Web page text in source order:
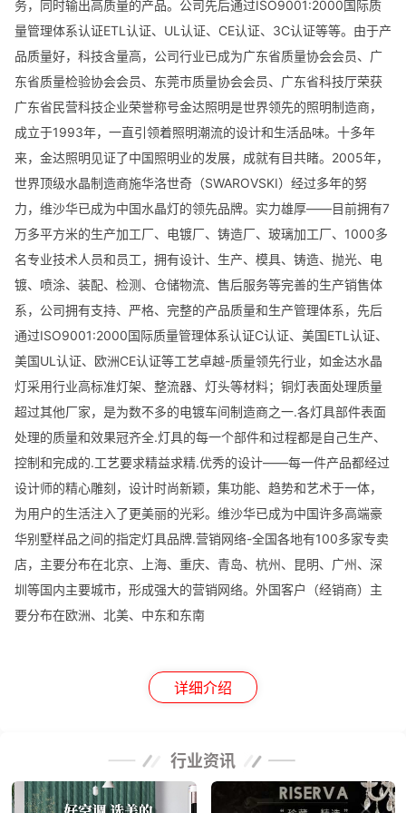
落地护眼灯 第6名 未上榜 未上榜
实木落地灯 第5名 未上榜 未上榜
欧式壁灯 第3名 未上榜 未上榜
灯饰照明 第4名 未上榜 未上榜
务，同时输出高质量的产品。公司先后通过ISO9001:2000国际质
量管理体系认证ETL认证、UL认证、CE认证、3C认证等等。由于产
品质量好，科技含量高，公司行业已成为广东省质量协会会员、广
东省质量检验协会会员、东莞市质量协会会员、广东省科技厅荣获
广东省民营科技企业荣誉称号金达照明是世界领先的照明制造商，
成立于1993年，一直引领着照明潮流的设计和生活品味。十多年
来，金达照明见证了中国照明业的发展，成就有目共睹。2005年，
世界顶级水晶制造商施华洛世奇（SWAROVSKI）经过多年的努
力，维沙华已成为中国水晶灯的领先品牌。实力雄厚——目前拥有7
万多平方米的生产加工厂、电镀厂、铸造厂、玻璃加工厂、1000多
名专业技术人员和员工，拥有设计、生产、模具、铸造、抛光、电
镀、喷涂、装配、检测、仓储物流、售后服务等完善的生产销售体
系，公司拥有支持、严格、完整的产品质量和生产管理体系，先后
通过ISO9001:2000国际质量管理体系认证C认证、美国ETL认证、
美国UL认证、欧洲CE认证等工艺卓越-质量领先行业，如金达水晶
灯采用行业高标准灯架、整流器、灯头等材料；铜灯表面处理质量
超过其他厂家，是为数不多的电镀车间制造商之一.各灯具部件表面
处理的质量和效果冠齐全.灯具的每一个部件和过程都是自己生产、
控制和完成的.工艺要求精益求精.优秀的设计——每一件产品都经过
设计师的精心雕刻，设计时尚新颖，集功能、趋势和艺术于一体，
为用户的生活注入了更美丽的光彩。维沙华已成为中国许多高端豪
华别墅样品之间的指定灯具品牌.营销网络-全国各地有100多家专卖
店，主要分布在北京、上海、重庆、青岛、杭州、昆明、广州、深
圳等国内主要城市，形成强大的营销网络。外国客户（经销商）主
要分布在欧洲、北美、中东和东南
详细介绍
行业资讯